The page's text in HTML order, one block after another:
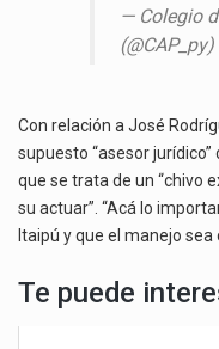
— Colegio
(@CAP_py)
Con relación a José
supuesto “asesor
que se trata de un “chivo
su actuar”. “Acá lo
Itaipú y que el manejo
Te puede